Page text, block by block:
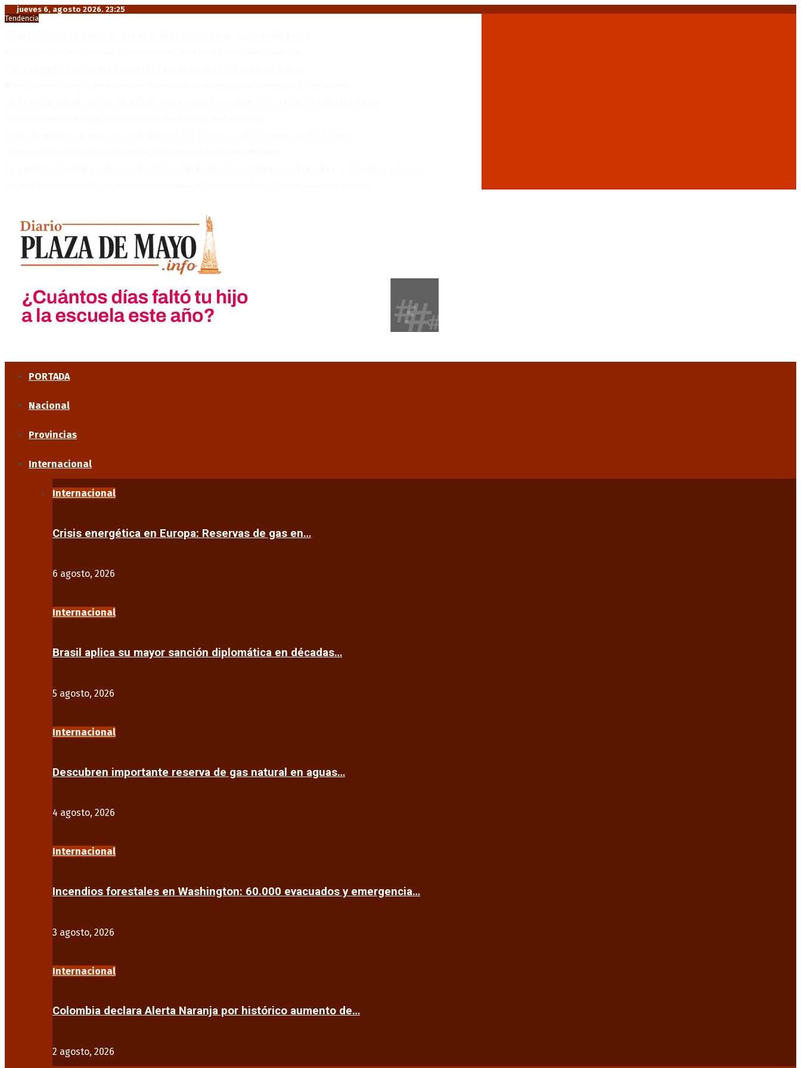
jueves 6, agosto 2026. 23:25
Tendencia
PORTADA
Nacional
Provincias
Internacional
Internacional
Crisis energética en Europa: Reservas de gas en…
6 agosto, 2026
Internacional
Brasil aplica su mayor sanción diplomática en décadas…
5 agosto, 2026
Internacional
Descubren importante reserva de gas natural en aguas…
4 agosto, 2026
Internacional
Incendios forestales en Washington: 60.000 evacuados y emergencia…
3 agosto, 2026
Internacional
Colombia declara Alerta Naranja por histórico aumento de…
2 agosto, 2026